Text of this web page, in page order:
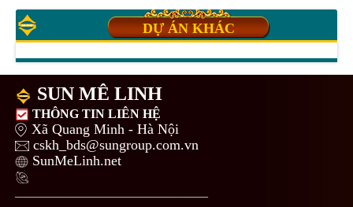
DỰ ÁN KHÁC
SUN MÊ LINH
THÔNG TIN LIÊN HỆ
Xã Quang Minh - Hà Nội
cskh_bds@sungroup.com.vn
SunMeLinh.net